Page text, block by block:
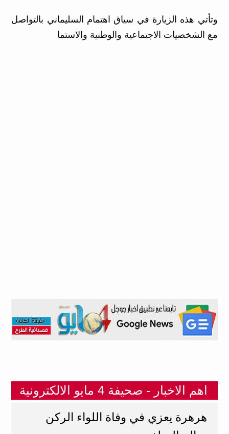
وتأتي هذه الزيارة في سياق اهتمام السليماني بالتواصل
مع الشخصيات الاجتماعية والوطنية والاستما
اهم الاخبار - صحيفة 4 مايو الالكترونية
هرهرة يعزي في وفاة اللواء الركن